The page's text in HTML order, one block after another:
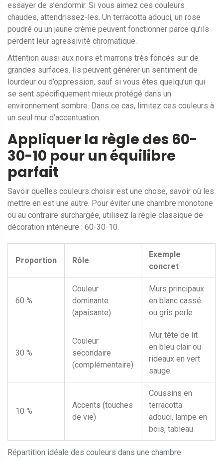
essayer de s’endormir. Si vous aimez ces couleurs
chaudes, attendrissez-les. Un terracotta adouci, un rose
poudré ou un jaune crème peuvent fonctionner parce qu’ils
perdent leur agressivité chromatique.
Attention aussi aux noirs et marrons très foncés sur de
grandes surfaces. Ils peuvent générer un sentiment de
lourdeur ou d’oppression, sauf si vous êtes quelqu’un qui
se sent spécifiquement mieux protégé dans un
environnement sombre. Dans ce cas, limitez ces couleurs à
un seul mur d’accentuation.
Appliquer la règle des 60-
30-10 pour un équilibre
parfait
Savoir quelles couleurs choisir est une chose, savoir où les
mettre en est une autre. Pour éviter une chambre monotone
ou au contraire surchargée, utilisez la règle classique de
décoration intérieure : 60-30-10.
Répartition idéale des couleurs dans une chambre
Proportion Rôle
Exemple
concret
60 %
Couleur
dominante
(apaisante)
Murs principaux
en blanc cassé
ou gris perle
30 %
Couleur
secondaire
(complémentaire)
Mur tête de lit
en bleu clair ou
rideaux en vert
sauge
10 %
Accents (touches
de vie)
Coussins en
terracotta
adouci, lampe en
bois, tableau